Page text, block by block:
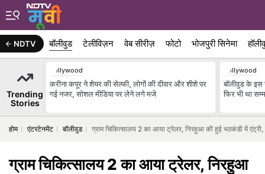
NDTV बॉलीवुड टेलीविज़न वेब सीरीज़ फोटो भोजपुरी सिनेमा
Trending
Stories
Bollywood
करीना कपूर ने शेयर की सेल्फी, लोगों की दीवार और शीशे पर
गई नजर, सोशल मीडिया पर लेने लगे मजे
Bollywood
बॉलीवुड के इस
फिर भी था
होम एंटरटेनमेंट बॉलीवुड ग्राम चिकित्सालय 2 का आया ट्रेलर, निरहुआ की हुई भठकंडी में
ग्राम चिकित्सालय 2 का आया ट्रेलर, निरहुआ